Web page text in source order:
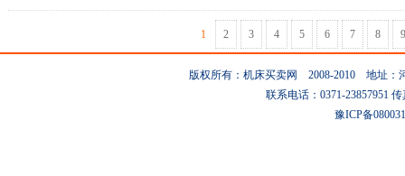
1 2 3 4 5 6 7 8 9
版权所有：机床买卖网 2008-2010 地址：
联系电话：0371-23857951
豫ICP备